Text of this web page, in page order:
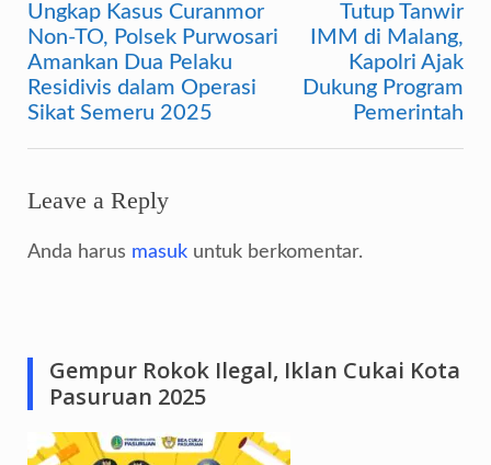
Navigasi
pos
Ungkap Kasus Curanmor
Non-TO, Polsek Purwosari
Amankan Dua Pelaku
Residivis dalam Operasi
Sikat Semeru 2025
Tutup Tanwir
IMM di Malang,
Kapolri Ajak
Dukung Program
Pemerintah
Leave a Reply
Anda harus masuk untuk berkomentar.
Gempur Rokok Ilegal, Iklan Cukai Kota
Pasuruan 2025